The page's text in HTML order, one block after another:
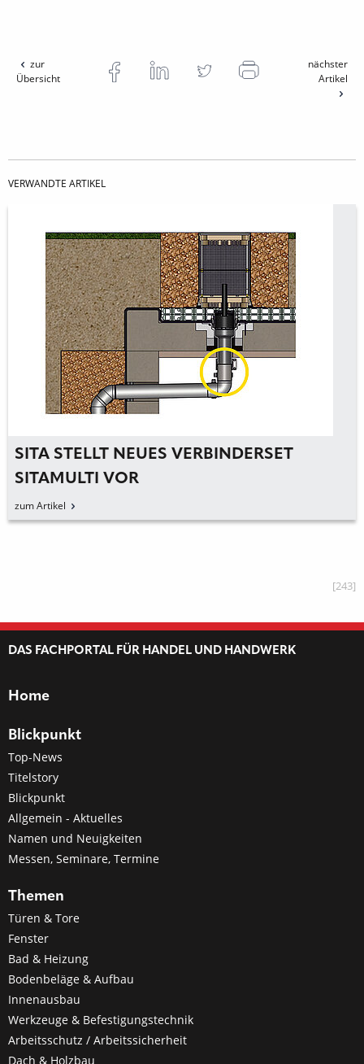
zur
Übersicht
nächster
Artikel
VERWANDTE ARTIKEL
SITA STELLT NEUES VERBINDERSET
SITAMULTI VOR
zum Artikel
[243]
DAS FACHPORTAL FÜR HANDEL UND HANDWERK
Home
Blickpunkt
Top-News
Titelstory
Blickpunkt
Allgemein - Aktuelles
Namen und Neuigkeiten
Messen, Seminare, Termine
Themen
Türen & Tore
Fenster
Bad & Heizung
Bodenbeläge & Aufbau
Innenausbau
Werkzeuge & Befestigungstechnik
Arbeitsschutz / Arbeitssicherheit
Dach & Holzbau